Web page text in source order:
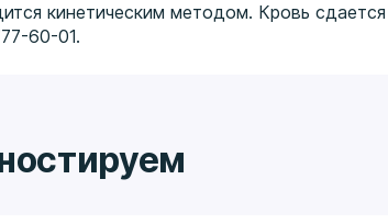
кинетическим методом. Кровь сдается
60-01.